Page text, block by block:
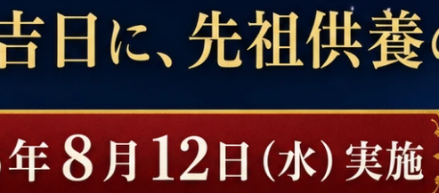
ヨガニードラ
美(メインア
タイ バー
) , 著作：スタ
20,900円(税込)